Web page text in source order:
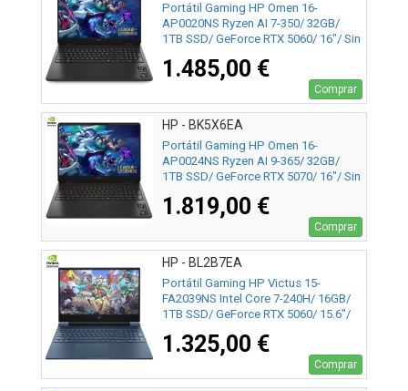
Portátil Gaming HP Omen 16-
AP0020NS Ryzen AI 7-350/ 32GB/
1TB SSD/ GeForce RTX 5060/ 16"/ Sin
1.485,00 €
Comprar
HP - BK5X6EA
Portátil Gaming HP Omen 16-
AP0024NS Ryzen AI 9-365/ 32GB/
1TB SSD/ GeForce RTX 5070/ 16"/ Sin
1.819,00 €
Comprar
HP - BL2B7EA
Portátil Gaming HP Victus 15-
FA2039NS Intel Core 7-240H/ 16GB/
1TB SSD/ GeForce RTX 5060/ 15.6"/
1.325,00 €
Comprar